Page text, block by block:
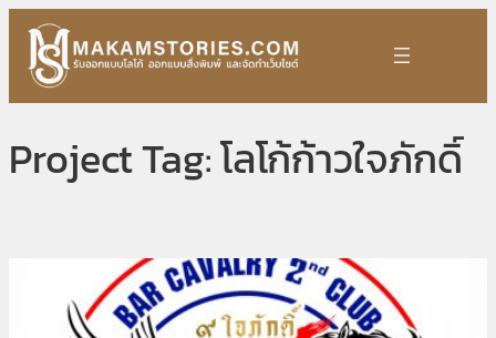
content
Project Tag:โลโก้ก้าวใจภักดิ์